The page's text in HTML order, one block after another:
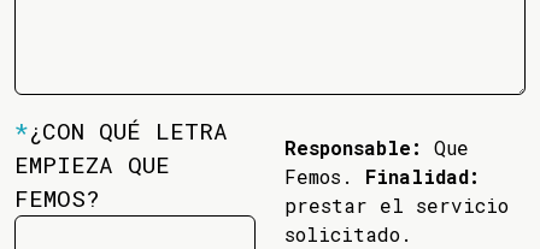
*¿CON QUÉ LETRA
EMPIEZA QUE
FEMOS?
Responsable:
Que
Femos. Finalidad:
prestar el servicio
solicitado.